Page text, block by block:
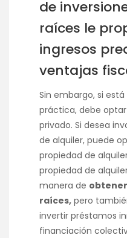
de
raíces le
ingresos
ventajas
Sin embargo, si
práctica, debe
privado. Si desea
de alquiler, puede
propiedad de
propiedad de
manera de
raíces, pero
invertir préstamos
financiación